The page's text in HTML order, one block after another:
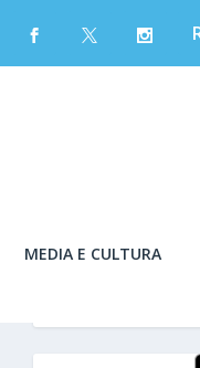
MEDIA E CULTURA